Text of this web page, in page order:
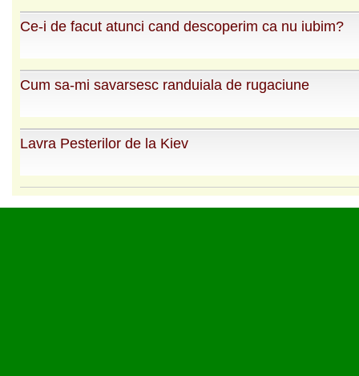
Ce-i de facut atunci cand descoperim ca nu iubim?
Cum sa-mi savarsesc randuiala de rugaciune
Lavra Pesterilor de la Kiev